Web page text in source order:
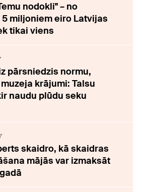
nodokli" – no
miljoniem eiro Latvijas
tikai viens
pārsniedzis normu,
krājumi: Talsu
naudu plūdu seku
skaidro, kā skaidras
mājās var izmaksāt